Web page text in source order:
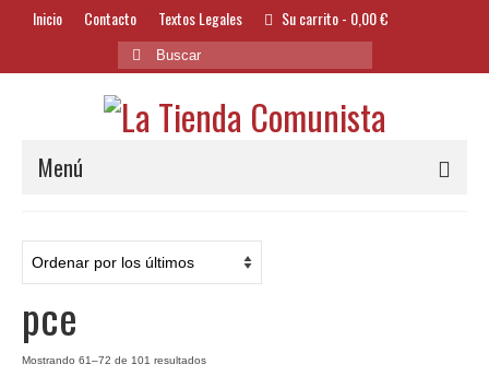
Inicio Contacto Textos Legales Su carrito- 0,00€
Buscar
por:
Menú
Bazar
Textil y Accesorios
Bordados
pce
Mostrando 61–72 de 101 resultadosOrdenado